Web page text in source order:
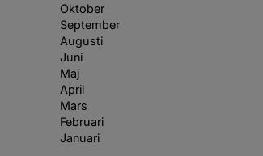
Oktober
September
Augusti
Juni
Maj
April
Mars
Februari
Januari